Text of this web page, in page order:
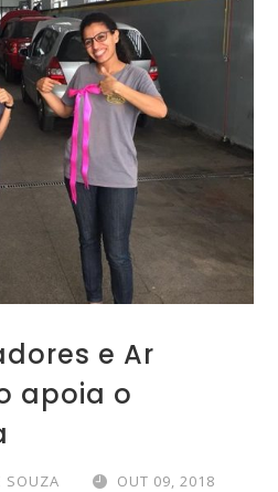
e Ar
apoia o
SOUZA OUT 09, 2018